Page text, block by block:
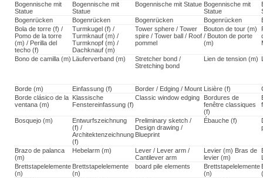
Bogennische mit
Statue
Bogennische mit
Statue
Bogennische mit Statue Bogennische mit
Statue
Bogenrücken
Bogenrücken Bogenrücken Bogenrücken
Bola de torre (f) /
Pomo de la torre
(m) / Perilla del
techo (f)
Turmkugel (f) /
Turmknauf (m) /
Turmknopf (m) /
Dachknauf (m)
Tower sphere / Tower
spire / Tower ball / Roof
pommel
Bouton de tour (m)
/ Bouton de porte
(m)
Bono de camilla (m) Läuferverband (m)
Stretcher bond /
Stretching bond
Lien de tension (m)
Borde (m) Einfassung (f) Border / Edging / Mount Lisière (f)
Borde clásico de la
ventana (m)
Klassische
Fenstereinfassung (f)
Classic window edging
Bordures de
fenêtre classiques
(f)
Bosquejo (m)
Entwurfszeichnung
(f) /
Architektenzeichnung
(f)
Preliminary sketch /
Design drawing /
Blueprint
Ébauche (f)
Brazo de palanca
(m)
Hebelarm (m)
Lever / Lever arm /
Cantilever arm
Levier (m) Bras de
levier (m)
Brettstapelelemente
(n)
Brettstapelelemente
(n)
board pile elements
Brettstapelelemente
(n)